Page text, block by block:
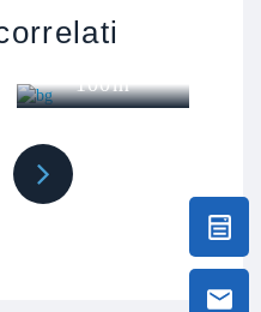
lontane dalla posizione
viene solitamente
nastro trasportatori,
aperti, materiali
su larga scala
e ridurre la dispersione di
Nebuloso a
100m